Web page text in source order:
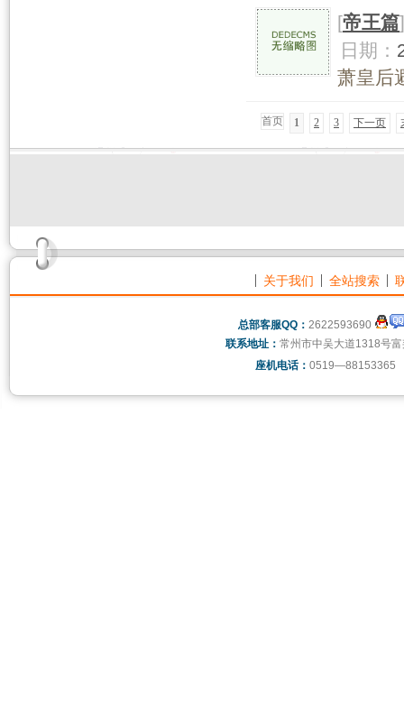
[帝王篇
日期：
萧皇后
首页 1 2 3 下一页
关于我们 全站搜索
总部客服QQ： 2622593690
联系地址： 常州市中吴大道1318号
座机电话： 0519—88153365